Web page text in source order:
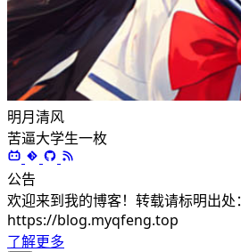
明月清风
苦逼大学生一枚
公告
欢迎来到我的博客！转载请标明出处：
https://blog.myqfeng.top
了解更多